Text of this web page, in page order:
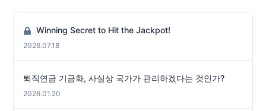
Winning Secret to Hit the Jackpot!
2026.07.18
퇴직연금 기금화, 사실상 국가가 관리하겠다는 것인가?
2026.01.20